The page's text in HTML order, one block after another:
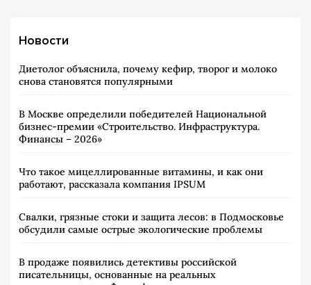
Новости
Диетолог объяснила, почему кефир, творог и молоко
снова становятся популярными
В Москве определили победителей Национальной
бизнес-премии «Строительство. Инфраструктура.
Финансы – 2026»
Что такое мицеллированные витамины, и как они
работают, рассказала компания IPSUM
Свалки, грязные стоки и защита лесов: в Подмосковье
обсудили самые острые экологические проблемы
В продаже появились детективы российской
писательницы, основанные на реальных